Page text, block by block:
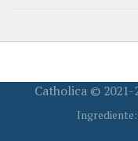
Catholica ©
Ingrediente: